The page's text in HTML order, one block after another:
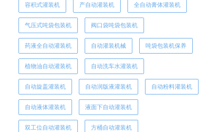
容积式灌装机 产自动灌装机 全自动膏体灌装机
气压式吨袋包装机 阀口袋吨袋包装机
药液全自动灌装机 自动灌装机械 吨袋包装机保养
植物油自动灌装机 自动洗车水灌装机
自动旋盖灌装机 自动润版液灌装机 自动粉料灌装机
自动液体灌装机 液面下自动灌装机
双工位自动灌装机 方桶自动灌装机